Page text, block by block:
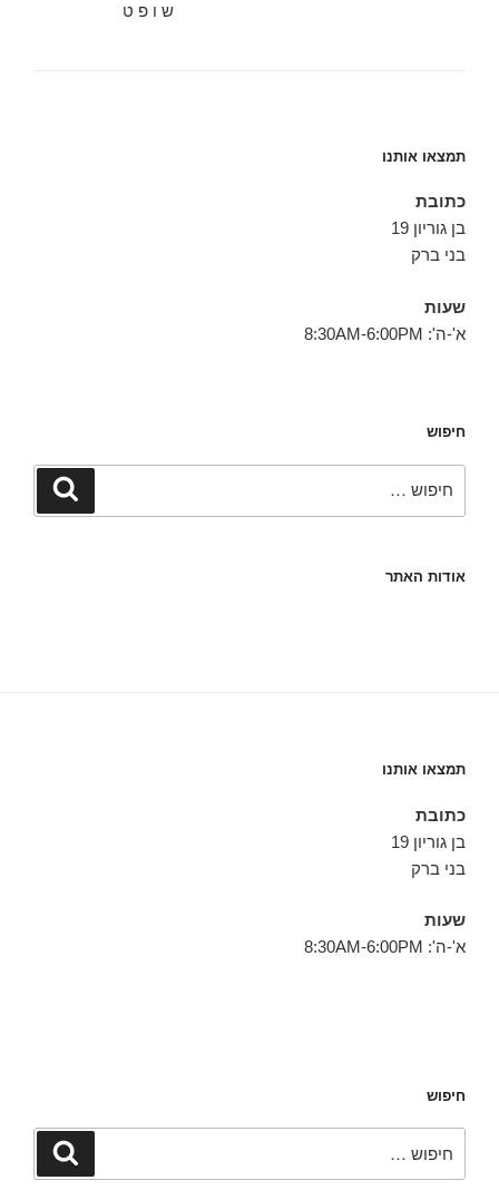
ש ו פ ט
תמצאו אותנו
כתובת
בן גוריון 19
בני ברק
שעות
א'-ה': 8:30AM-6:00PM
חיפוש
חיפוש
אודות האתר
תמצאו אותנו
כתובת
בן גוריון 19
בני ברק
שעות
א'-ה': 8:30AM-6:00PM
חיפוש
חיפוש